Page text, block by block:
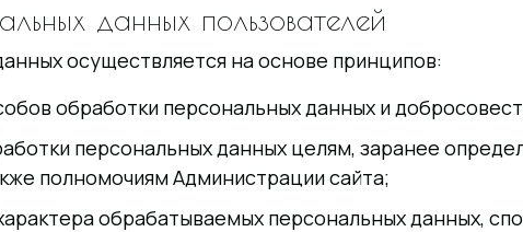
данных пользователей
осуществляется на основе принципов:
обработки персональных данных и
персональных данных целям, заранее
полномочиям Администрации сайта;
обрабатываемых персональных данных,